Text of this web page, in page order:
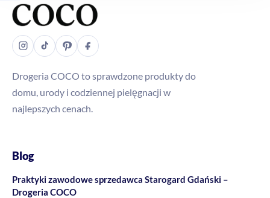
Drogeria COCO to sprawdzone produkty do
domu, urody i codziennej pielęgnacji w
najlepszych cenach.
Blog
Praktyki zawodowe sprzedawca Starogard Gdański –
Drogeria COCO